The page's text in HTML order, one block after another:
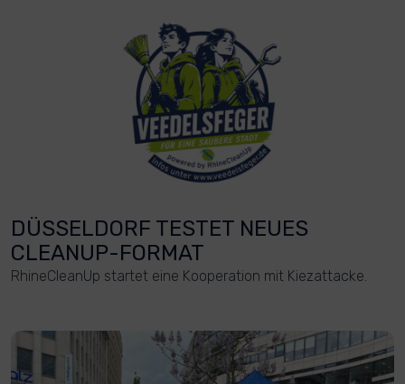
DÜSSELDORF TESTET NEUES
CLEANUP-FORMAT
RhineCleanUp startet eine Kooperation mit Kiezattacke.